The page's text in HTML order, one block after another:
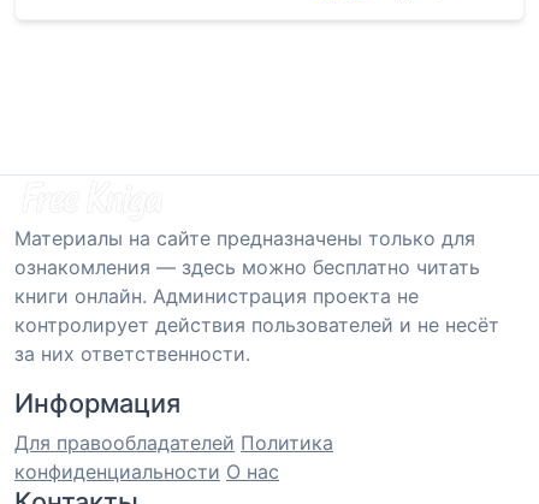
Материалы на сайте предназначены только для
ознакомления — здесь можно бесплатно читать
книги онлайн. Администрация проекта не
контролирует действия пользователей и не несёт
за них ответственности.
Информация
Для правообладателей Политика
конфиденциальности О нас